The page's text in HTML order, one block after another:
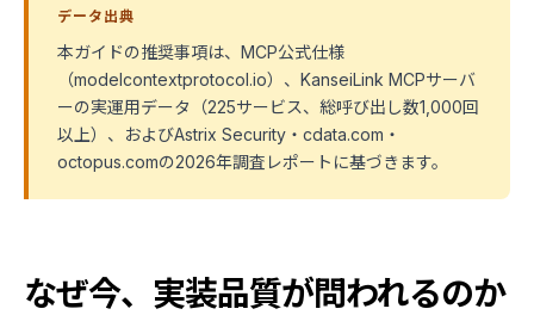
データ出典
本ガイドの推奨事項は、MCP公式仕様
（modelcontextprotocol.io）、KanseiLink MCPサーバ
ーの実運用データ（225サービス、総呼び出し数1,000回
以上）、およびAstrix Security・cdata.com・
octopus.comの2026年調査レポートに基づきます。
なぜ今、実装品質が問われるのか